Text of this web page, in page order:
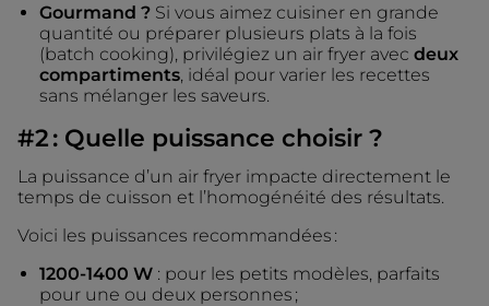
Gourmand ? Si vous aimez cuisiner en grande
quantité ou préparer plusieurs plats à la fois
(batch cooking), privilégiez un air fryer avec deux
compartiments , idéal pour varier les recettes
sans mélanger les saveurs.
#2 : Quelle puissance choisir ?
La puissance d’un air fryer impacte directement le
temps de cuisson et l’homogénéité des résultats.
Voici les puissances recommandées :
1200-1400 W : pour les petits modèles, parfaits
pour une ou deux personnes ;